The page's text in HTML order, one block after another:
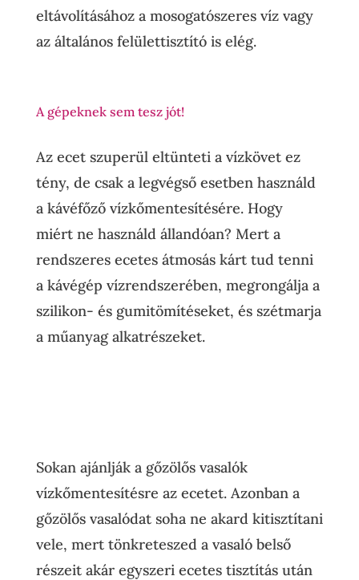
eltávolításához a mosogatószeres víz vagy
az általános felülettisztító is elég.
A gépeknek sem tesz jót!
Az ecet szuperül eltünteti a vízkövet ez
tény, de csak a legvégső esetben használd
a kávéfőző vízkőmentesítésére. Hogy
miért ne használd állandóan? Mert a
rendszeres ecetes átmosás kárt tud tenni
a kávégép vízrendszerében, megrongálja a
szilikon- és gumitömítéseket, és szétmarja
a műanyag alkatrészeket.
Sokan ajánlják a gőzölős vasalók
vízkőmentesítésre az ecetet. Azonban a
gőzölős vasalódat soha ne akard kitisztítani
vele, mert tönkreteszed a vasaló belső
részeit akár egyszeri ecetes tisztítás után